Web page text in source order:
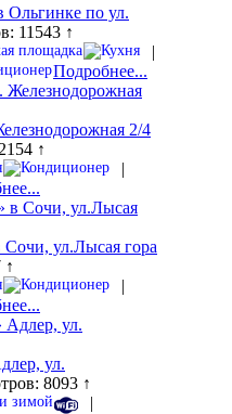
Ольгинке по ул.
11543 ↑
|
Подробнее...
2/4
↑
|
ул.Лысая гора
↑
|
ул.
8093 ↑
|